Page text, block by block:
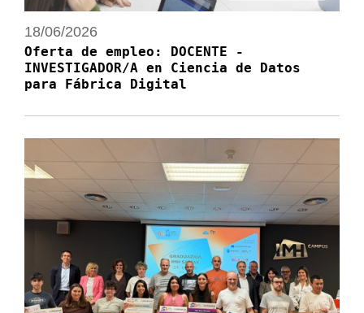
18/06/2026
Oferta de empleo: DOCENTE -
INVESTIGADOR/A en Ciencia de Datos
para Fábrica Digital